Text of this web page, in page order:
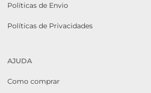
Políticas de Envio
Políticas de Privacidades
AJUDA
Como comprar